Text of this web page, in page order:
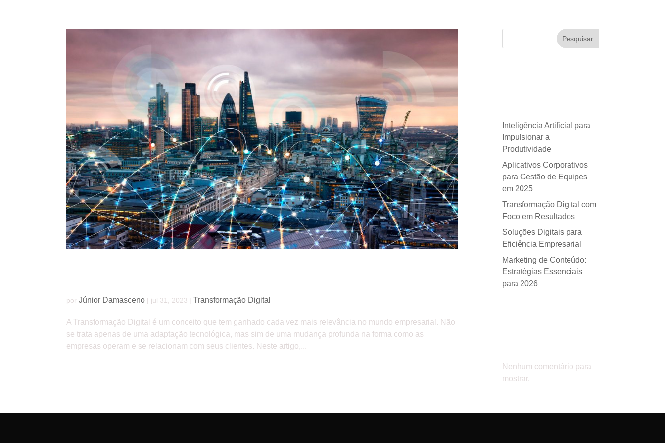
porJúnior Damasceno | jul 31, 2023 | Transformação Digital
A Transformação Digital é um conceito que tem ganhado cada vez mais relevância no mundo empresarial. Não
se trata apenas de uma adaptação tecnológica, mas sim de uma mudança profunda na forma como as
empresas operam e se relacionam com seus clientes. Neste artigo,...
Pesquisar
Inteligência Artificial para
Impulsionar a
Produtividade
Aplicativos Corporativos
para Gestão de Equipes
em 2025
Transformação Digital com
Foco em Resultados
Soluções Digitais para
Eficiência Empresarial
Marketing de Conteúdo:
Estratégias Essenciais
para 2026
Nenhum comentário para
mostrar.